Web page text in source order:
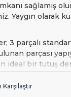
sağlamış
Yaygın olarak
3 parçalı
parçası
ideal bir tutuş
koni şeklinde